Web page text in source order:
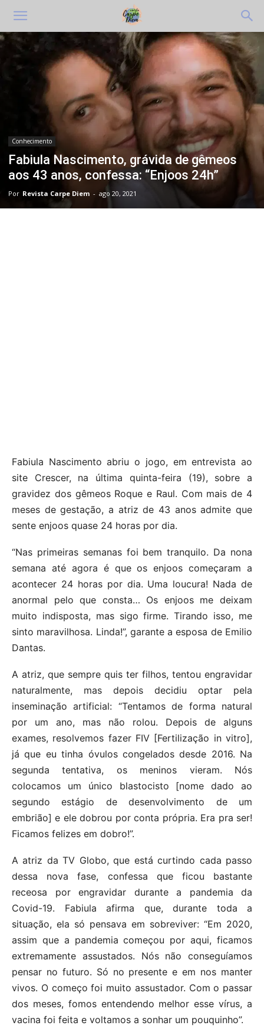
Conhecimento
Fabiula Nascimento, grávida de gêmeos
aos 43 anos, confessa: “Enjoos 24h”
Por Revista Carpe Diem - ago 20, 2021
Fabiula Nascimento abriu o jogo, em entrevista ao
site Crescer, na última quinta-feira (19), sobre a
gravidez dos gêmeos Roque e Raul. Com mais de 4
meses de gestação, a atriz de 43 anos admite que
sente enjoos quase 24 horas por dia.
“Nas primeiras semanas foi bem tranquilo. Da nona
semana até agora é que os enjoos começaram a
acontecer 24 horas por dia. Uma loucura! Nada de
anormal pelo que consta… Os enjoos me deixam
muito indisposta, mas sigo firme. Tirando isso, me
sinto maravilhosa. Linda!”, garante a esposa de Emilio
Dantas.
A atriz, que sempre quis ter filhos, tentou engravidar
naturalmente, mas depois decidiu optar pela
inseminação artificial: “Tentamos de forma natural
por um ano, mas não rolou. Depois de alguns
exames, resolvemos fazer FIV [Fertilização in vitro],
já que eu tinha óvulos congelados desde 2016. Na
segunda tentativa, os meninos vieram. Nós
colocamos um único blastocisto [nome dado ao
segundo estágio de desenvolvimento de um
embrião] e ele dobrou por conta própria. Era pra ser!
Ficamos felizes em dobro!”.
A atriz da TV Globo, que está curtindo cada passo
dessa nova fase, confessa que ficou bastante
receosa por engravidar durante a pandemia da
Covid-19. Fabiula afirma que, durante toda a
situação, ela só pensava em sobreviver: “Em 2020,
assim que a pandemia começou por aqui, ficamos
extremamente assustados. Nós não conseguíamos
pensar no futuro. Só no presente e em nos manter
vivos. O começo foi muito assustador. Com o passar
dos meses, fomos entendendo melhor esse vírus, a
vacina foi feita e voltamos a sonhar um pouquinho”.